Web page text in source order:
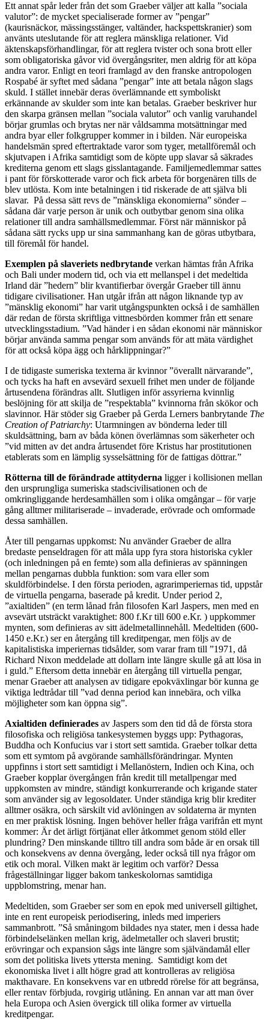
Ett annat spår leder från det som Graeber väljer att kalla ”sociala
valutor”: de mycket specialiserade former av ”pengar”
(kaurisnäckor, mässingsstänger, valtänder, hackspettskranier) som
använts uteslutande för att reglera mänskliga relationer. Vid
äktenskapsförhandlingar, för att reglera tvister och sona brott eller
som obligatoriska gåvor vid övergångsriter, men aldrig för att köpa
andra varor. Enligt en teori framlagd av den franske antropologen
Rospabé är syftet med sådana ”pengar” inte att betala någon slags
skuld. I stället innebär deras överlämnande ett symboliskt
erkännande av skulder som inte kan betalas. Graeber beskriver hur
den skarpa gränsen mellan ”sociala valutor” och vanlig varuhandel
börjar grumlas och brytas ner när våldsamma motsättningar med
andra byar eller folkgrupper kommer in i bilden. När europeiska
handelsmän spred eftertraktade varor som tyger, metallföremål och
skjutvapen i Afrika samtidigt som de köpte upp slavar så säkrades
krediterna genom ett slags gisslantagande. Familjemedlemmar sattes
i pant för förskotterade varor och fick arbeta för borgenären tills de
blev utlösta. Kom inte betalningen i tid riskerade de att själva bli
slavar. På dessa sätt revs de ”mänskliga ekonomierna” sönder –
sådana där varje person är unik och outbytbar genom sina olika
relationer till andra samhällsmedlemmar. Först när människor på
sådana sätt rycks upp ur sina sammanhang kan de göras utbytbara,
till föremål för handel.
Exemplen på slaveriets nedbrytande verkan hämtas från Afrika
och Bali under modern tid, och via ett mellanspel i det medeltida
Irland där ”hedern” blir kvantifierbar övergår Graeber till ännu
tidigare civilisationer. Han utgår ifrån att någon liknande typ av
”mänsklig ekonomi” har varit utgångspunkten också i de samhällen
där redan de första skriftliga vittnesbörden kommer från ett senare
utvecklingsstadium. ”Vad händer i en sådan ekonomi när människor
börjar använda samma pengar som används för att mäta värdighet
för att också köpa ägg och hårklippningar?”
I de tidigaste sumeriska texterna är kvinnor ”överallt närvarande”,
och tycks ha haft en avsevärd sexuell frihet men under de följande
årtusendena förändras allt. Slutligen inför assyrierna kvinnlig
beslöjning för att skilja de ”respektabla” kvinnorna från skökor och
slavinnor. Här stöder sig Graeber på Gerda Lerners banbrytande The
Creation of Patriarchy: Utarmningen av bönderna leder till
skuldsättning, barn av båda könen överlämnas som säkerheter och
”vid mitten av det andra årtusendet före Kristus har prostitutionen
etablerats som en lämplig sysselsättning för de fattigas döttrar.”
Rötterna till de förändrade attityderna ligger i kollisionen mellan
den ursprungliga sumeriska stadscivilisationen och de
omkringliggande herdesamhällen som i olika omgångar – för varje
gång alltmer militariserade – invaderade, erövrade och omformade
dessa samhällen.
Åter till pengarnas uppkomst: Nu använder Graeber de allra
bredaste penseldragen för att måla upp fyra stora historiska cykler
(och inledningen på en femte) som alla definieras av spänningen
mellan pengarnas dubbla funktion: som vara eller som
skuldförbindelse. I den första perioden, agrarimperiernas tid, uppstår
de virtuella pengarna, baserade på kredit. Under period 2,
”axialtiden” (en term lånad från filosofen Karl Jaspers, men med en
avsevärt utsträckt varaktighet: 800 f.Kr till 600 e.Kr. ) uppkommer
mynten, som definieras av sitt ädelmetallinnehåll. Medeltiden (600-
1450 e.Kr.) ser en återgång till kreditpengar, men följs av de
kapitalistiska imperiernas tidsålder, som varar fram till ”1971, då
Richard Nixon meddelade att dollarn inte längre skulle gå att lösa in
i guld.” Eftersom detta innebär en återgång till virtuella pengar,
menar Graeber att analysen av tidigare epokväxlingar bör kunna ge
viktiga ledtrådar till ”vad denna period kan innebära, och vilka
möjligheter som kan öppna sig”.
Axialtiden definierades av Jaspers som den tid då de första stora
filosofiska och religiösa tankesystemen byggs upp: Pythagoras,
Buddha och Konfucius var i stort sett samtida. Graeber tolkar detta
som ett symtom på avgörande samhällsförändringar. Mynten
uppfinns i stort sett samtidigt i Mellanöstern, Indien och Kina, och
Graeber kopplar övergången från kredit till metallpengar med
uppkomsten av mindre, ständigt konkurrerande och krigande stater
som använder sig av legosoldater. Under ständiga krig blir krediter
alltmer osäkra, och särskilt vid avlöningen av soldaterna är mynten
en mer praktisk lösning. Ingen behöver heller fråga varifrån ett mynt
kommer: Är det ärligt förtjänat eller åtkommet genom stöld eller
plundring? Den minskande tilltro till andra som både är en orsak till
och konsekvens av denna övergång, leder också till nya frågor om
etik och moral. Vilken makt är legitim och varför? Dessa
frågeställningar ligger bakom tankeskolornas samtidiga
uppblomstring, menar han.
Medeltiden, som Graeber ser som en epok med universell giltighet,
inte en rent europeisk periodisering, inleds med imperiers
sammanbrott. ”Så småningom bildades nya stater, men i dessa hade
förbindelselänken mellan krig, ädelmetaller och slaveri brustit;
erövringar och expansion sågs inte längre som självändamål eller
som det politiska livets yttersta mening. Samtidigt kom det
ekonomiska livet i allt högre grad att kontrolleras av religiösa
makthavare. En konsekvens var en utbredd rörelse för att begränsa,
eller rentav förbjuda, rovgirig utlåning. En annan var att man över
hela Europa och Asien övergick till olika former av virtuella
kreditpengar.